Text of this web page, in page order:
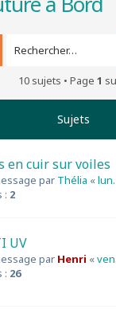
10 sujets • Page 1
Sujets
en cuir sur voiles
par Thélia «
: 2
UV
par Henri «
: 26